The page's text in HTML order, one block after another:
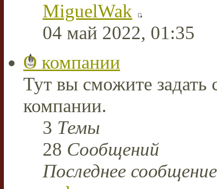
MiguelWak
04 май 2022, 01:35
О компании
Тут вы сможите
компании.
3 Темы
28 Сообщений
Последнее сообщение